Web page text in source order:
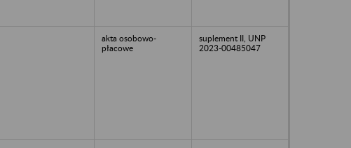
akta osobowo-
płacowe
suplement II, UNP
2023-00485047